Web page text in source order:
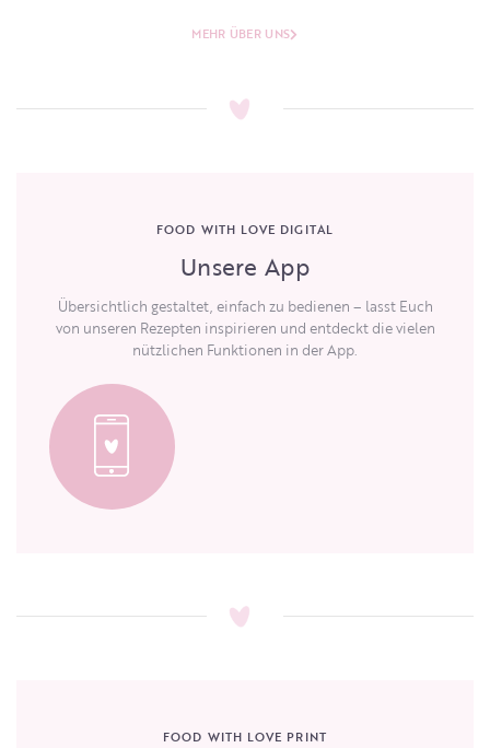
MEHR ÜBER UNS
FOOD WITH LOVE DIGITAL
Unsere App
Übersichtlich gestaltet, einfach zu bedienen – lasst Euch
von unseren Rezepten inspirieren und entdeckt die vielen
nützlichen Funktionen in der App.
FOOD WITH LOVE PRINT